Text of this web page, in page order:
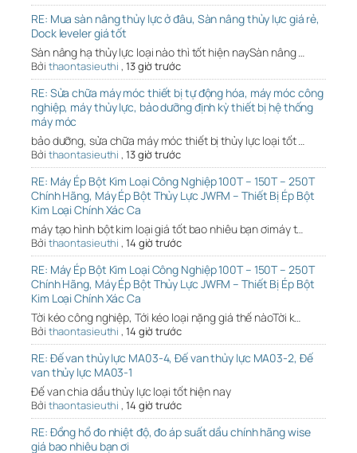
RE: Mua sàn nâng thủy lực ở đâu, Sàn nâng thủy lực giá rẻ,
Dock leveler giá tốt
Sàn nâng hạ thủy lực loại nào thì tốt hiện naySàn nâng …
Bởi thaontasieuthi , 13 giờ trước
RE: Sửa chữa máy móc thiết bị tự động hóa, máy móc công
nghiệp, máy thủy lực, bảo dưỡng định kỳ thiết bị hệ thống
máy móc
bảo dưỡng, sửa chữa máy móc thiết bị thủy lực loại tốt …
Bởi thaontasieuthi , 13 giờ trước
RE: Máy Ép Bột Kim Loại Công Nghiệp 100T – 150T – 250T
Chính Hãng, Máy Ép Bột Thủy Lực JWFM – Thiết Bị Ép Bột
Kim Loại Chính Xác Ca
máy tạo hình bột kim loại giá tốt bao nhiêu bạn ơimáy t…
Bởi thaontasieuthi , 14 giờ trước
RE: Máy Ép Bột Kim Loại Công Nghiệp 100T – 150T – 250T
Chính Hãng, Máy Ép Bột Thủy Lực JWFM – Thiết Bị Ép Bột
Kim Loại Chính Xác Ca
Tời kéo công nghiệp, Tới kéo loại nặng giá thế nàoTời k…
Bởi thaontasieuthi , 14 giờ trước
RE: Đế van thủy lực MA03-4, Đế van thủy lực MA03-2, Đế
van thủy lực MA03-1
Đế van chia dầu thủy lực loại tốt hiện nay
Bởi thaontasieuthi , 14 giờ trước
RE: Đồng hồ đo nhiệt độ, đo áp suất dầu chính hãng wise
giá bao nhiêu bạn ơi